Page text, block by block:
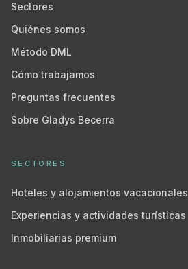
Sectores
Quiénes somos
Método DML
Cómo trabajamos
Preguntas frecuentes
Sobre Gladys Becerra
SECTORES
Hoteles y alojamientos vacacionales
Experiencias y actividades turísticas
Inmobiliarias premium